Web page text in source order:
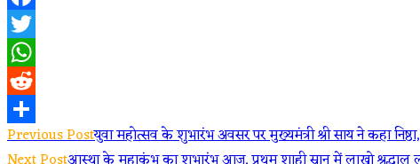
Facebook
Twitter
WhatsApp
Reddit
Share
Read
Previous Postयुवा महोत्सव के शुभारंभ अवसर पर मुख्यमंत्री श्री साय ने कहा